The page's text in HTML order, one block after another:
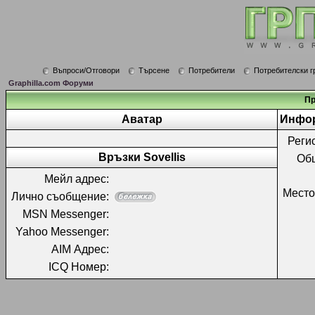
Въпроси/Отговори Търсене Потребители
Потребителски
Graphilla.com Форуми
Аватар
Връзки Sovellis
Мейл адрес:
Лично съобщение:
MSN Messenger:
Yahoo Messenger:
AIM Адрес:
ICQ Номер: